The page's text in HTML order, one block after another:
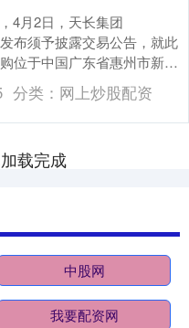
4月2日，天长集团
布须予披露交易公告，就此
位于中国广东省惠州市新民
事项作出补充澄清。董事会
分类： 网上炒股配资
载完成
中股网
我要配资网